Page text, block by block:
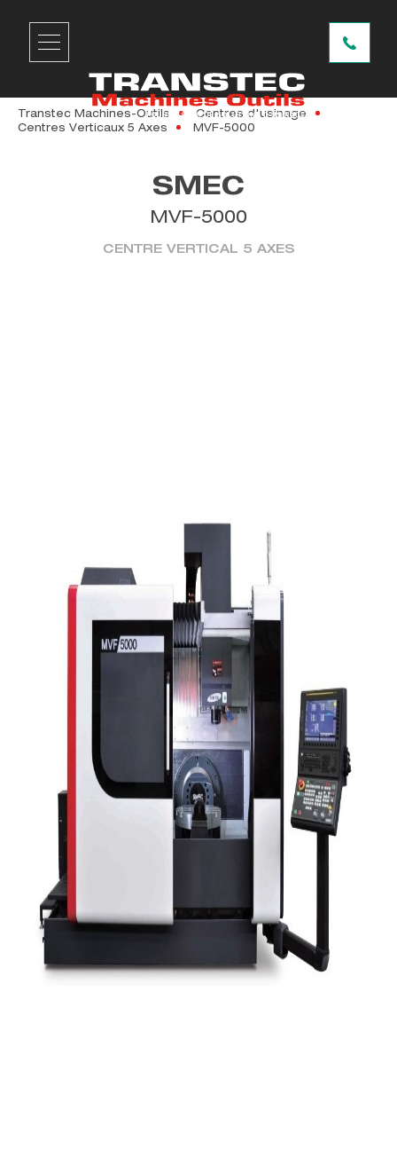
Transtec Machines-Outils
Centres d'usinage
Centres Verticaux 5 Axes
MVF-5000
SMEC
MVF-5000
CENTRE VERTICAL 5 AXES